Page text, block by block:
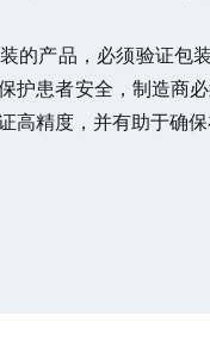
的产品，必须验证包
护患者安全，制造商
高精度，并有助于确